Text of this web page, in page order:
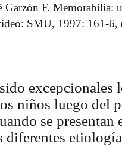
Garzón F. Memorabilia:
SMU, 1997: 161-6,
excepcionales
niños luego del
se
diferentes